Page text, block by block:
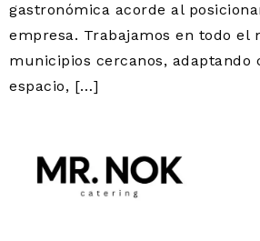
gastronómica acorde al
empresa. Trabajamos en todo el
municipios cercanos, adaptando
espacio, […]